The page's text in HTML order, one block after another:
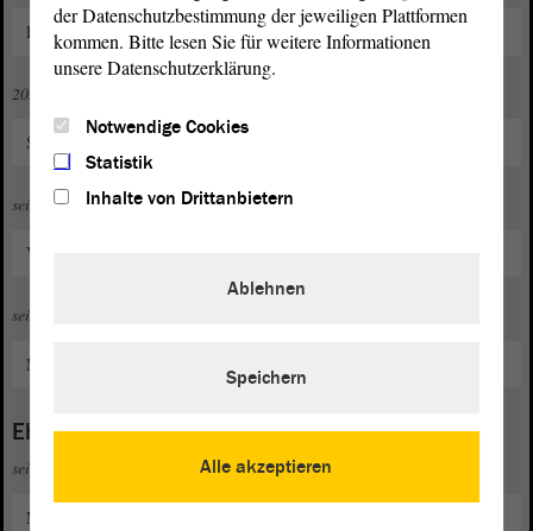
Fraktionsvorsitzender der CDU-Stadtratsfraktion
2020 bis 2022
Stellvertretender Vorsitzender im CDU-Kreisverband Salzland
seit 2022
Vorsitzender im CDU-Kreisverband Salzland
seit 2024
Mitglied im Kreistag des Salzlandkreises
Ehrenamt
seit 2011
Mitglied im Förderverein des Martinszentrums Bernburg
der Datenschutzbestimmung der jeweiligen Plattformen
kommen. Bitte lesen Sie für weitere Informationen
unsere Datenschutzerklärung.
Notwendige Cookies
Statistik
Inhalte von Drittanbietern
Alle akzeptieren
Ablehnen
Speichern